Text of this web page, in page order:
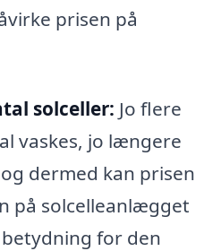
prisen på
solceller: Jo flere
vaskes, jo længere
dermed kan prisen
på solcelleanlægget
for den